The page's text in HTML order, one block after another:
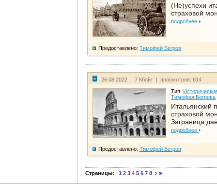
(Не)успехи
страховой
подробнее
Предоставлено: Тимофей Бегров
26.08.2022 | 7 Кбайт | просмотров: 614
Тип:
Тимофея Бегрова
Итальянский
страховой
Заграница
подробнее
Предоставлено: Тимофей Бегров
Страницы: 1 2 3 4 5 6 7 8